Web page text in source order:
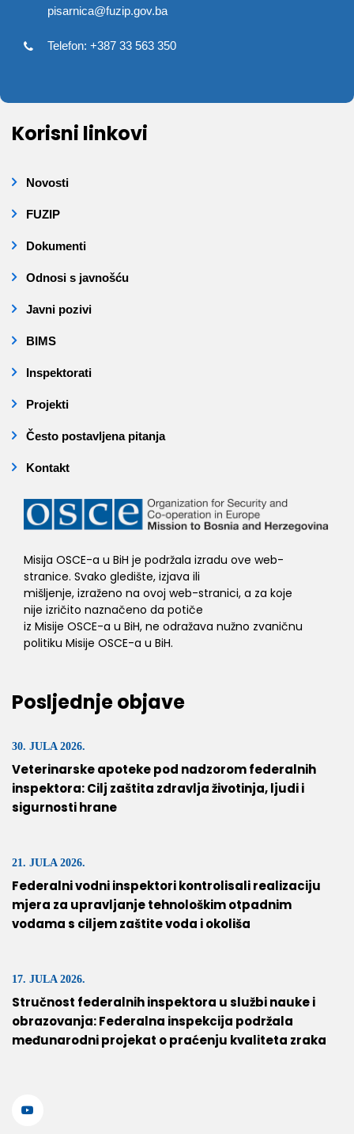
pisarnica@fuzip.gov.ba
Telefon: +387 33 563 350
Korisni linkovi
Novosti
FUZIP
Dokumenti
Odnosi s javnošću
Javni pozivi
BIMS
Inspektorati
Projekti
Često postavljena pitanja
Kontakt
Misija OSCE-a u BiH je podržala izradu ove web-
stranice. Svako gledište, izjava ili
mišljenje, izraženo na ovoj web-stranici, a za koje
nije izričito naznačeno da potiče
iz Misije OSCE-a u BiH, ne odražava nužno zvaničnu
politiku Misije OSCE-a u BiH.
Posljednje objave
30. JULA 2026.
Veterinarske apoteke pod nadzorom federalnih
inspektora: Cilj zaštita zdravlja životinja, ljudi i
sigurnosti hrane
21. JULA 2026.
Federalni vodni inspektori kontrolisali realizaciju
mjera za upravljanje tehnološkim otpadnim
vodama s ciljem zaštite voda i okoliša
17. JULA 2026.
Stručnost federalnih inspektora u službi nauke i
obrazovanja: Federalna inspekcija podržala
međunarodni projekat o praćenju kvaliteta zraka